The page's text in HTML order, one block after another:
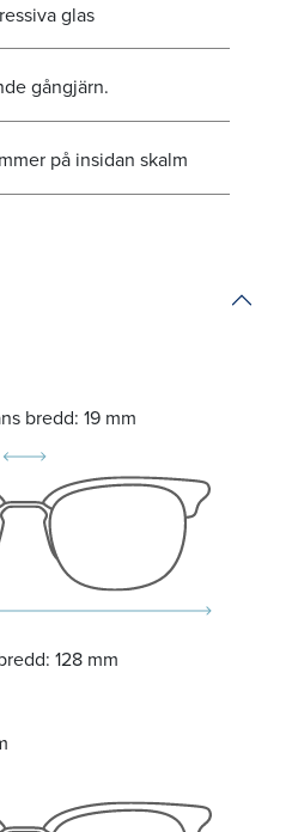
glas
gångjärn.
på insidan skalm
bredd: 19 mm
128 mm